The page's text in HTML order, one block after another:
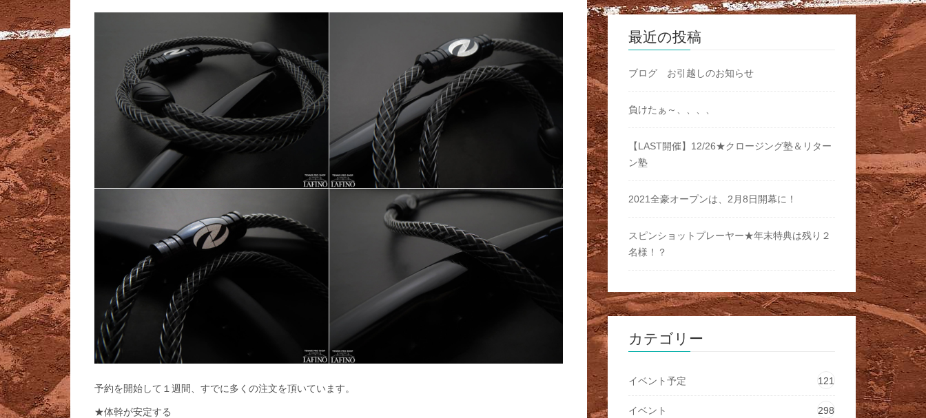
予約を開始して１週間、すでに多くの注文を頂いています。
★体幹が安定する
最近の投稿
ブログ お引越しのお知らせ
負けたぁ～、、、、
【LAST開催】12/26★クロージング塾＆リター
ン塾
2021全豪オープンは、2月8日開幕に！
スピンショットプレーヤー★年末特典は残り２
名様！？
カテゴリー
イベント予定 121
イベント 298